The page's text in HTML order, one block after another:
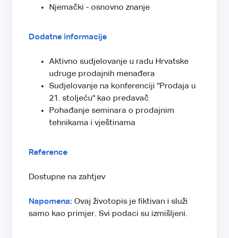
Njemački - osnovno znanje
Dodatne informacije
Aktivno sudjelovanje u radu Hrvatske
udruge prodajnih menađera
Sudjelovanje na konferenciji "Prodaja u
21. stoljeću" kao predavač
Pohađanje seminara o prodajnim
tehnikama i vještinama
Reference
Dostupne na zahtjev
Napomena: Ovaj životopis je fiktivan i služi
samo kao primjer. Svi podaci su izmišljeni.